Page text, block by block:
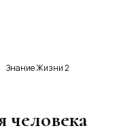
Знание Жизни 2
человека